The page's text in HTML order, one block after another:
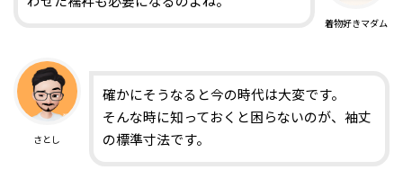
着物好きマダム
さとし
確かにそうなると今の時代は大変です。
そんな時に知っておくと困らないのが、袖丈
の標準寸法です。